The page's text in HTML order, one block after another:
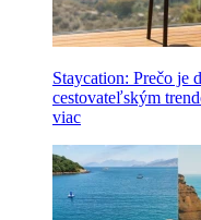
Staycation: Prečo je
cestovateľským
viac